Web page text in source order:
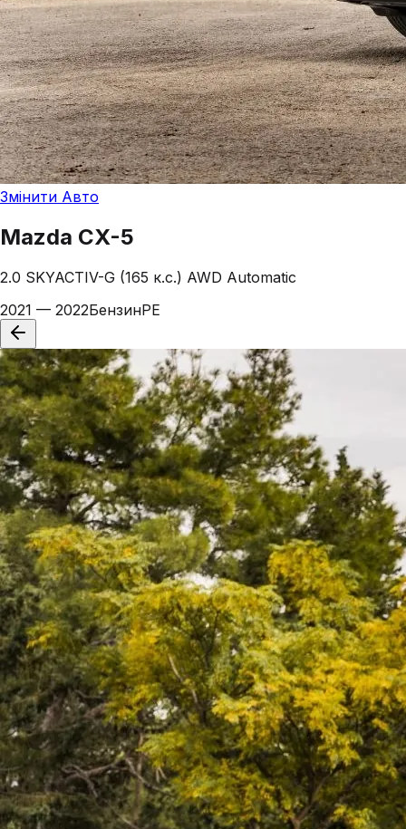
Змінити Авто
Mazda CX-5
2.0 SKYACTIV-G (165 к.с.) AWD Automatic
2021 — 2022БензинPE